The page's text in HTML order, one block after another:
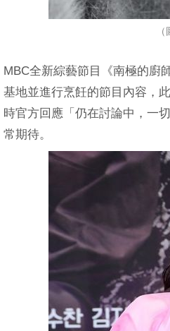
MBC全新綜藝節目《南極的廚
基地並進行烹飪的節目內容，
時官方回應「仍在討論中，一
常期待。